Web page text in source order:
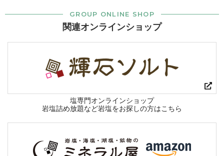
GROUP ONLINE SHOP
関連オンラインショップ
塩専門オンラインショップ
岩塩詰め放題など岩塩をお探しの方はこちら